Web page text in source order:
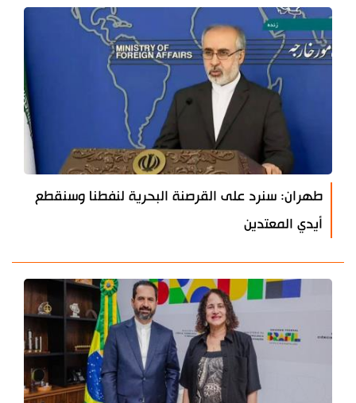
طهران: سنرد على القرصنة البحرية لنفطنا وسنقطع
أيدي المعتدين